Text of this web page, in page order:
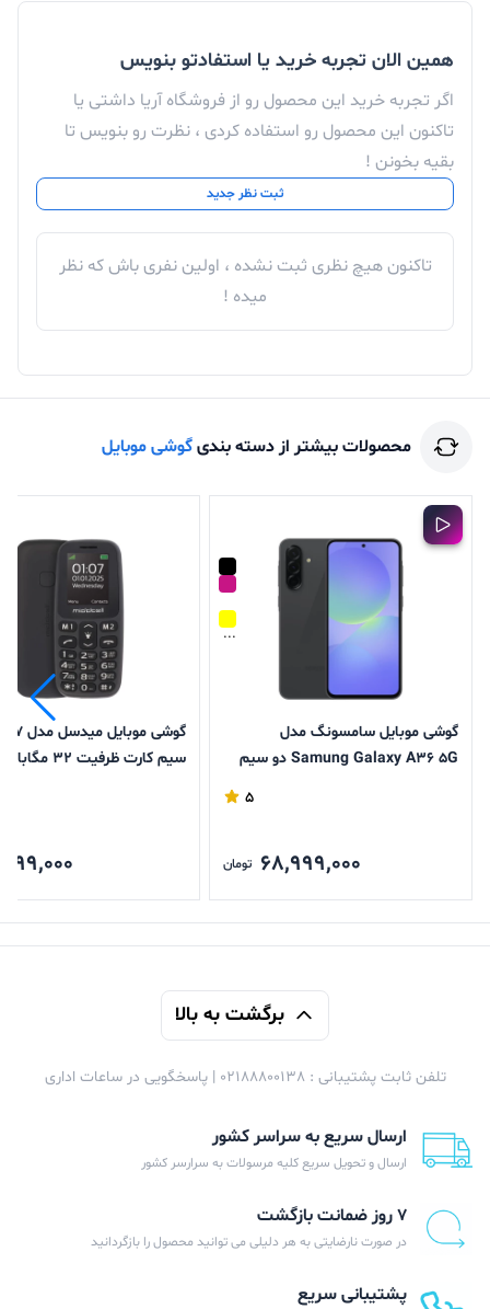
همین الان تجربه خرید یا استفادتو بنویس
اگر تجربه خرید این محصول رو از فروشگاه آریا داشتی یا
تاکنون این محصول رو استفاده کردی ، نظرت رو بنویس تا
بقیه بخونن !
ثبت نظر جدید
تاکنون هیچ نظری ثبت نشده ، اولین نفری باش که نظر
میده !
محصولات بیشتر از دسته بندیگوشی موبایل
...
گوشی موبایل سامسونگ مدل
Samung Galaxy A36 5G دو سیم
5
68,999,000 تومان
سیم کارت ظرفیت
برگشت به بالا
تلفن ثابت پشتیبانی : 02188800138 | پاسخگویی در ساعات اداری
ارسال سریع به سراسر کشور
ارسال و تحویل سریع کلیه مرسولات به سرارسر کشور
۷ روز ضمانت بازگشت
در صورت نارضایتی به هر دلیلی می توانید محصول را بازگردانید
پشتیبانی سریع